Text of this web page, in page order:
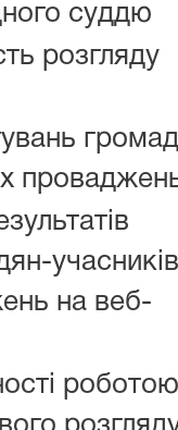
суддю
розгляду
учасників
на веб-